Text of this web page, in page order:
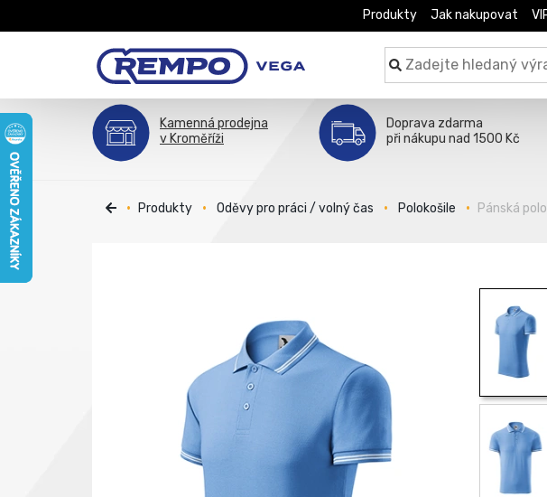
Produkty Jak nakupovat
Kamenná prodejna
v Kroměříži
Doprava zdarma
při nákupu nad 1500 Kč
Produkty Oděvy pro práci / volný čas Polokošile Pánská